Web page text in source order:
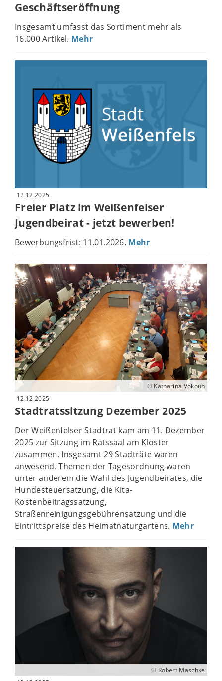
Geschäftseröffnung
Insgesamt umfasst das Sortiment mehr als
16.000 Artikel. Mehr
12.12.2025
Freier Platz im Weißenfelser
Jugendbeirat - jetzt bewerben!
Bewerbungsfrist: 11.01.2026. Mehr
© Katharina Vokoun
12.12.2025
Stadtratssitzung Dezember 2025
Der Weißenfelser Stadtrat kam am 11. Dezember
2025 zur Sitzung im Ratssaal am Kloster
zusammen. Insgesamt 29 Stadträte waren
anwesend. Themen der Tagesordnung waren
unter anderem die Wahl des Jugendbeirates, die
Hundesteuersatzung, die Kita-
Kostenbeitragssatzung,
Straßenreinigungsgebührensatzung und die
Eintrittspreise des Heimatnaturgartens. Mehr
© Robert Maschke